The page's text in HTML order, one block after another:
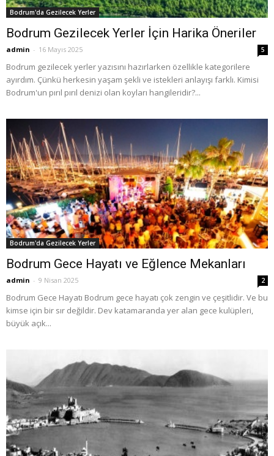
Bodrum'da Gezilecek Yerler
Bodrum Gezilecek Yerler İçin Harika Öneriler
admin - 16 Mayıs 2025 5
Bodrum gezilecek yerler yazısını hazırlarken özellikle kategorilere
ayırdım. Çünkü herkesin yaşam şekli ve istekleri anlayışı farklı. Kimisi
Bodrum'un pırıl pırıl denizi olan koyları hangileridir?...
Bodrum'da Gezilecek Yerler
Bodrum Gece Hayatı ve Eğlence Mekanları
admin - 9 Nisan 2025 2
Bodrum Gece Hayatı Bodrum gece hayatı çok zengin ve çeşitlidir. Ve bu
kimse için bir sır değildir. Dev katamaranda yer alan gece kulüpleri,
büyük açık...